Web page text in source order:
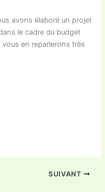
avons élaboré un projet
le cadre du budget
vous en reparlerons très
SUIVANT